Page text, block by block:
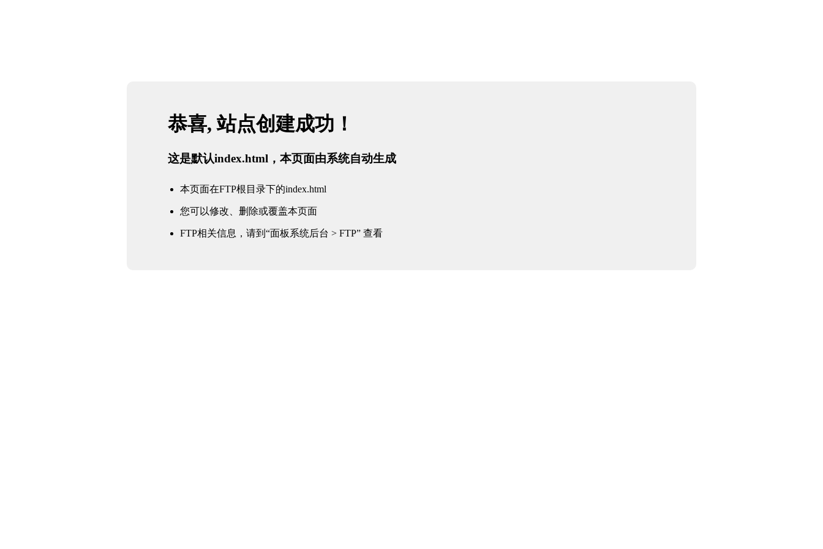
恭喜, 站点创建成功！
这是默认index.html，本页面由系统自动生成
本页面在FTP根目录下的index.html
您可以修改、删除或覆盖本页面
FTP相关信息，请到“面板系统后台 > FTP” 查看